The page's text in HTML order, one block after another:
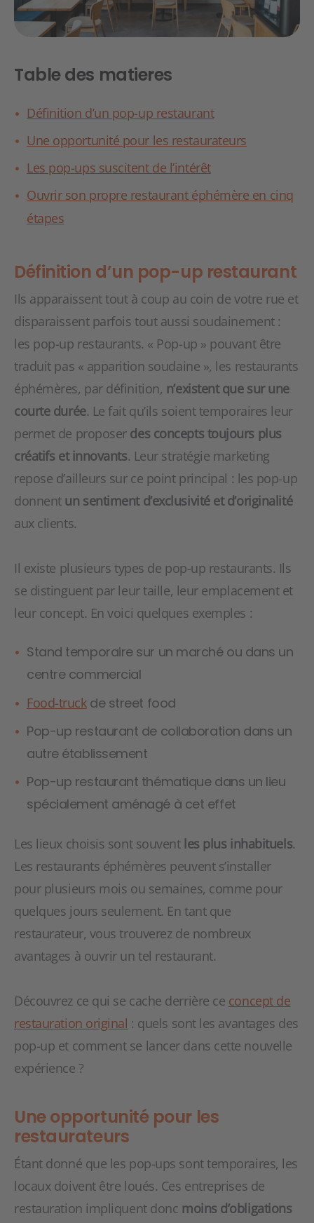
Table des matieres
Définition d’un pop-up restaurant
Une opportunité pour les restaurateurs
Les pop-ups suscitent de l’intérêt
Ouvrir son propre restaurant éphémère en cinq
étapes
Définition d’un pop-up restaurant
Ils apparaissent tout à coup au coin de votre rue et
disparaissent parfois tout aussi soudainement :
les pop-up restaurants. « Pop-up » pouvant être
traduit pas « apparition soudaine », les restaurants
éphémères, par définition, n’existent que sur une
courte durée. Le fait qu’ils soient temporaires leur
permet de proposer des concepts toujours plus
créatifs et innovants. Leur stratégie marketing
repose d’ailleurs sur ce point principal : les pop-up
donnent un sentiment d’exclusivité et d’originalité
aux clients.
Il existe plusieurs types de pop-up restaurants. Ils
se distinguent par leur taille, leur emplacement et
leur concept. En voici quelques exemples :
Stand temporaire sur un marché ou dans un
centre commercial
Food-truckde street food
Pop-up restaurant de collaboration dans un
autre établissement
Pop-up restaurant thématique dans un lieu
spécialement aménagé à cet effet
Les lieux choisis sont souventles plus inhabituels.
Les restaurants éphémères peuvent s’installer
pour plusieurs mois ou semaines, comme pour
quelques jours seulement. En tant que
restaurateur, vous trouverez de nombreux
avantages à ouvrir un tel restaurant.
Découvrez ce qui se cache derrière ce concept de
restauration original : quels sont les avantages des
pop-up et comment se lancer dans cette nouvelle
expérience ?
Une opportunité pour les
restaurateurs
Étant donné que les pop-ups sont temporaires, les
locaux doivent être loués. Ces entreprises de
restauration impliquent donc moins d’obligations